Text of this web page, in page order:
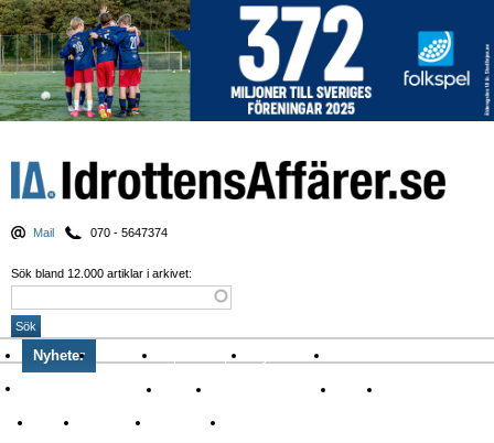
Mail 070 - 5647374
Sök bland 12.000 artiklar i arkivet:
Nyheter Krönikor Sport & spel Nyhetsbrev
Om Idrottens Affärer
Affärer I spåren av Corona Arena
Namn Sponsring TV-nyheter